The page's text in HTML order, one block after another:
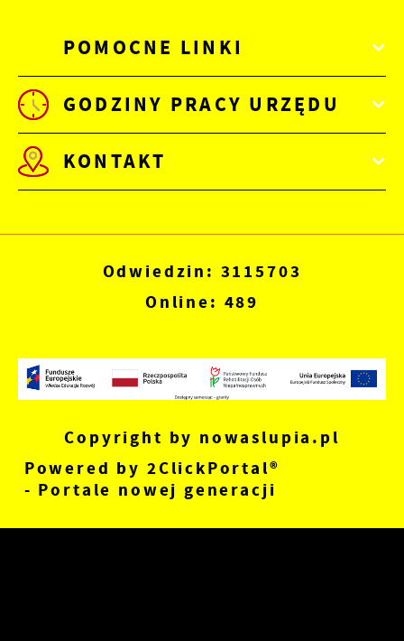
POMOCNE LINKI
GODZINY PRACY URZĘDU
KONTAKT
Odwiedzin: 3115703
Online: 489
Copyright by nowaslupia.pl
Powered by 2ClickPortal®
- Portale nowej generacji